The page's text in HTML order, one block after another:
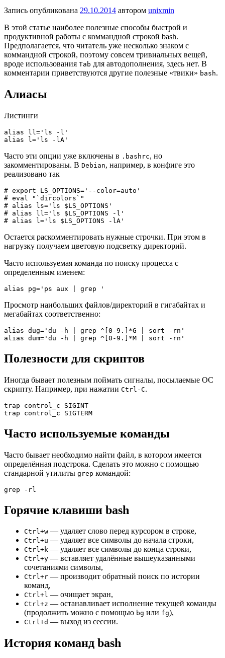
Запись опубликована 29.10.2014 автором unixmin
В этой статье наиболее полезные способы быстрой и
продуктивной работы с коммандной строкой bash.
Предполагается, что читатель уже несколько знаком с
коммандной строкой, поэтому совсем тривиальных вещей,
вроде использования Tab для автодополнения, здесь нет. В
комментарии приветствуются другие полезные «твики» bash.
Алиасы
Листинги
alias ll='ls -l'
Часто эти опции уже включены в .bashrc, но
закомментированы. В Debian, например, в конфиге это
реализовано так
# export LS_OPTIONS='--color=auto'
# eval "`dircolors`"
# alias ls='ls $LS_OPTIONS'
# alias ll='ls $LS_OPTIONS -l'
Остается раскомментировать нужные строчки. При этом в
нагрузку получаем цветовую подсветку директорий.
Часто используемая команда по поиску процесса с
определенным именем:
Просмотр наибольших файлов/директорий в гигабайтах и
мегабайтах соответственно:
alias dug='du -h | grep ^[0-9.]*G | sort -rn'
Полезности для скриптов
Иногда бывает полезным поймать сигналы, посылаемые ОС
скрипту. Например, при нажатии Ctrl-C.
trap control_c SIGINT
Часто используемые команды
Часто бывает необходимо найти файл, в котором имеется
определённая подстрока. Сделать это можно с помощью
стандарной утилиты grep командой:
Горячие клавиши bash
Ctrl+w — удаляет слово перед курсором в строке,
Ctrl+u — удаляет все символы до начала строки,
Ctrl+k — удаляет все символы до конца строки,
Ctrl+y — вставляет удалённые вышеуказанными
сочетаниями символы,
Ctrl+r — производит обратный поиск по истории
команд,
Ctrl+l — очищает экран,
Ctrl+z — останавливает исполнение текущей команды
(продолжить можно с помощью bg или fg),
Ctrl+d — выход из сессии.
История команд bash